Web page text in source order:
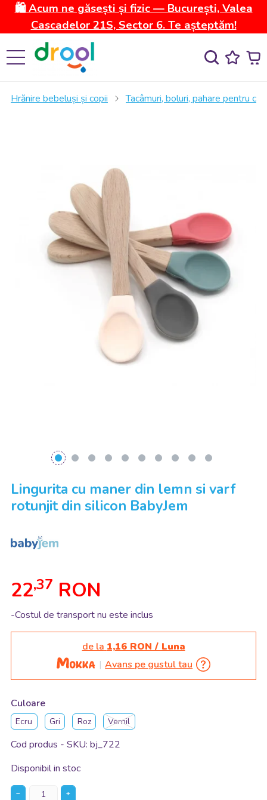
🛍️ Acum ne găsești și fizic — București, Valea
Cascadelor 21S, Sector 6. Te așteptăm!
Hrănire bebeluși și copii Tacâmuri, boluri, pahare pentru
Lingurita cu maner din lemn si varf
rotunjit din silicon BabyJem
22,37 RON
-Costul de transport nu este inclus
de la 1,16 RON / Luna
Avans pe gustul tau
Culoare
Ecru Gri Roz Vernil
Cod produs - SKU bj_722
Disponibil in stoc
− +